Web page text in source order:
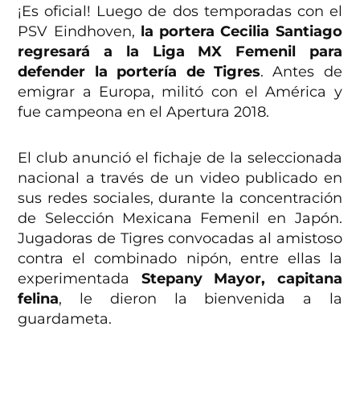
¡Es oficial! Luego de dos temporadas con el
PSV Eindhoven, la portera Cecilia Santiago
regresará a la Liga MX Femenil para
defender la portería de Tigres. Antes de
emigrar a Europa, militó con el América y
fue campeona en el Apertura 2018.
El club anunció el fichaje de la seleccionada
nacional a través de un video publicado en
sus redes sociales, durante la concentración
de Selección Mexicana Femenil en Japón.
Jugadoras de Tigres convocadas al amistoso
contra el combinado nipón, entre ellas la
experimentada Stepany Mayor, capitana
felina, le dieron la bienvenida a la
guardameta.